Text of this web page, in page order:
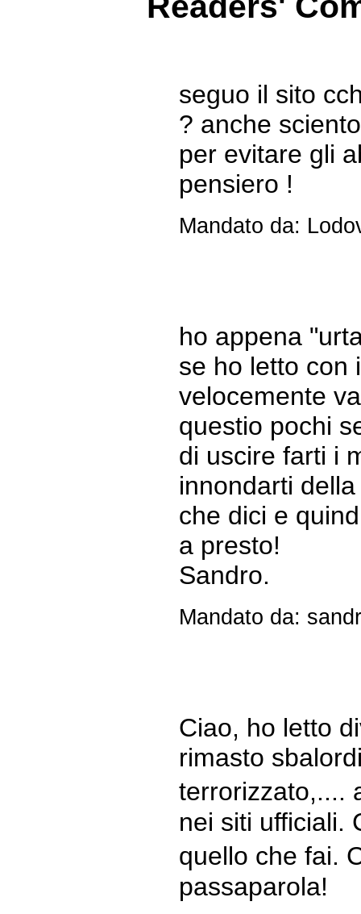
seguo il sito
? anche
per evitare gli
pensiero !
Mandato da:
ho appena
se ho letto con
velocemente
questio pochi
di uscire farti i
innondarti
che dici e
a presto!
Sandro.
Mandato da:
Ciao, ho letto
rimasto
terrorizzato,....
nei siti ufficiali.
quello che fai.
passaparola!